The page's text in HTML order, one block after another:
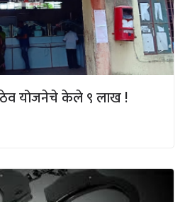
ठेव योजनेचे केले ९ लाख !